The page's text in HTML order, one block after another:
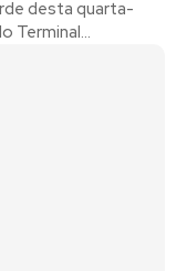
desta quarta-
Terminal...